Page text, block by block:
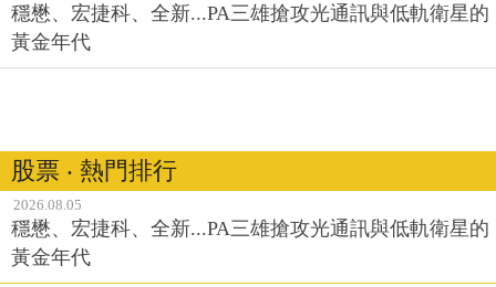
穩懋、宏捷科、全新...PA三雄搶攻光通訊與低軌衛星的
黃金年代
股票 ‧ 熱門排行
2026.08.05
穩懋、宏捷科、全新...PA三雄搶攻光通訊與低軌衛星的
黃金年代